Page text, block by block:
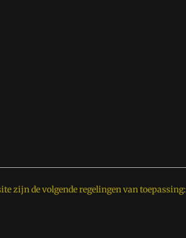
zijn de volgende regelingen van toepassing: